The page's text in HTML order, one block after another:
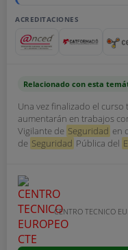
ACREDITACIONES
Relacionado con esta
Una vez finalizado el
aumentarán en trabajos
Vigilante de Seguridad en
de Seguridad Pública del
CENTRO TECNICO